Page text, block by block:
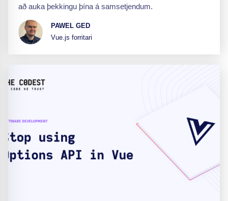
að auka þekkingu þína á samsetjendum.
PAWEL GED
Vue.js forritari